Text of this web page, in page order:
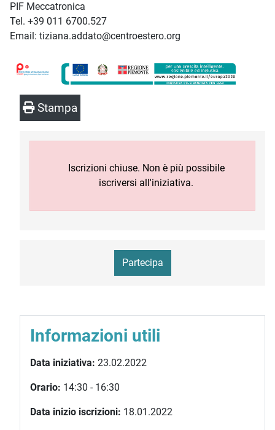
PIF Meccatronica
Tel. +39 011 6700.527
Email: tiziana.addato@centroestero.org
Stampa
Iscrizioni chiuse. Non è più possibile
iscriversi all'iniziativa.
Partecipa
Informazioni utili
Data iniziativa: 23.02.2022
Orario: 14:30 - 16:30
Data inizio iscrizioni: 18.01.2022